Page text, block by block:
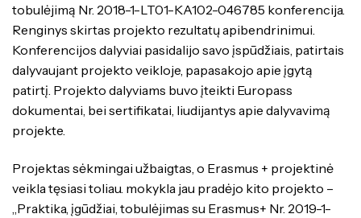
tobulėjimą Nr. 2018-1-LT01-KA102-046785 konferencija.
Renginys skirtas projekto rezultatų apibendrinimui.
Konferencijos dalyviai pasidalijo savo įspūdžiais, patirtais
dalyvaujant projekto veikloje, papasakojo apie įgytą
patirtį. Projekto dalyviams buvo įteikti Europass
dokumentai, bei sertifikatai, liudijantys apie dalyvavimą
projekte.
Projektas sėkmingai užbaigtas, o Erasmus + projektinė
veikla tęsiasi toliau. mokykla jau pradėjo kito projekto –
„Praktika, įgūdžiai, tobulėjimas su Erasmus+ Nr. 2019-1-